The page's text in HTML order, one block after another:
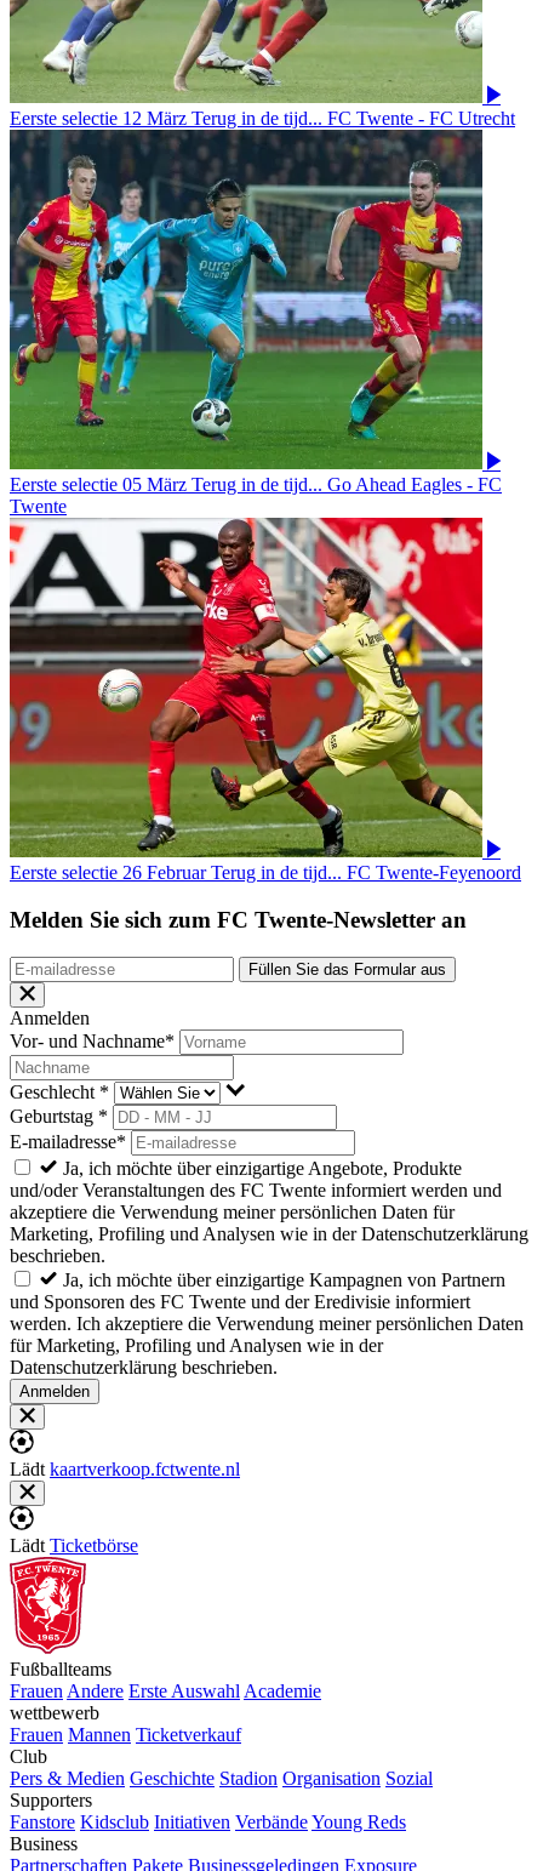
Eerste selectie 12 März Terug in de tijd... FC Twente - FC Utrecht
Eerste selectie 05 März Terug in de tijd... Go Ahead Eagles - FC
Twente
Eerste selectie 26 Februar Terug in de tijd... FC Twente-Feyenoord
Melden Sie sich zum FC Twente-Newsletter an
Füllen Sie das Formular aus
Anmelden
Vor- und Nachname*
Geschlecht *
Geburtstag *
E-mailadresse*
Ja, ich möchte über einzigartige Angebote, Produkte
und/oder Veranstaltungen des FC Twente informiert werden und
akzeptiere die Verwendung meiner persönlichen Daten für
Marketing, Profiling und Analysen wie in der Datenschutzerklärung
beschrieben.
Ja, ich möchte über einzigartige Kampagnen von Partnern
und Sponsoren des FC Twente und der Eredivisie informiert
werden. Ich akzeptiere die Verwendung meiner persönlichen Daten
für Marketing, Profiling und Analysen wie in der
Datenschutzerklärung beschrieben.
Anmelden
Lädt kaartverkoop.fctwente.nl
Lädt Ticketbörse
Fußballteams
Frauen Andere Erste Auswahl Academie
wettbewerb
Frauen Mannen Ticketverkauf
Club
Pers & Medien Geschichte Stadion Organisation Sozial
Supporters
Fanstore Kidsclub Initiativen VerbändeYoung Reds
Business
Partnerschaften Pakete Businessgeledingen Exposure